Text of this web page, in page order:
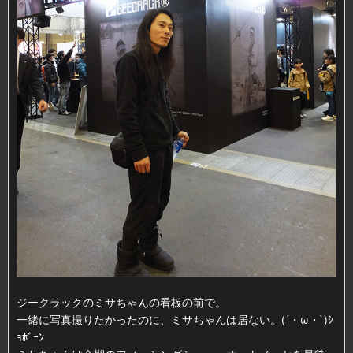
ジークラックのミサちゃんの看板の前で。
一緒に写真撮りたかったのに、ミサちゃんは居ない。(´・ω・`)ｼ
ｮﾎﾞｰﾝ